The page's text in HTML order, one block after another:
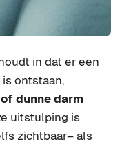
in dat er een
ontstaan,
dunne darm
uitstulping is
zichtbaar– als